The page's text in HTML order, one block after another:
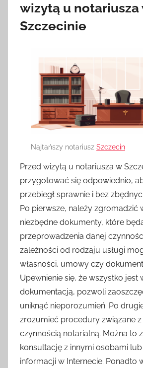
wizytą u notariusza
Szczecinie
Najtańszy notariusz Szczecin
Przed wizytą u notariusza w
przygotować się odpowiednio,
przebiegł sprawnie i bez
Po pierwsze, należy zgromadzić
niezbędne dokumenty, które
przeprowadzenia danej
zależności od rodzaju usługi
własności, umowy czy
Upewnienie się, że wszystko jest
dokumentacją, pozwoli
uniknąć nieporozumień. Po
zrozumieć procedury związane z
czynnością notarialną. Można to
konsultację z innymi osobami
informacji w Internecie. Ponadto